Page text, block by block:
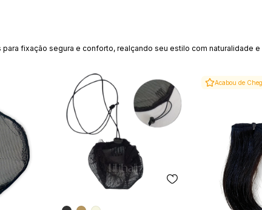
fixação segura e conforto, realçando seu estilo com naturalidade e
Acabou de